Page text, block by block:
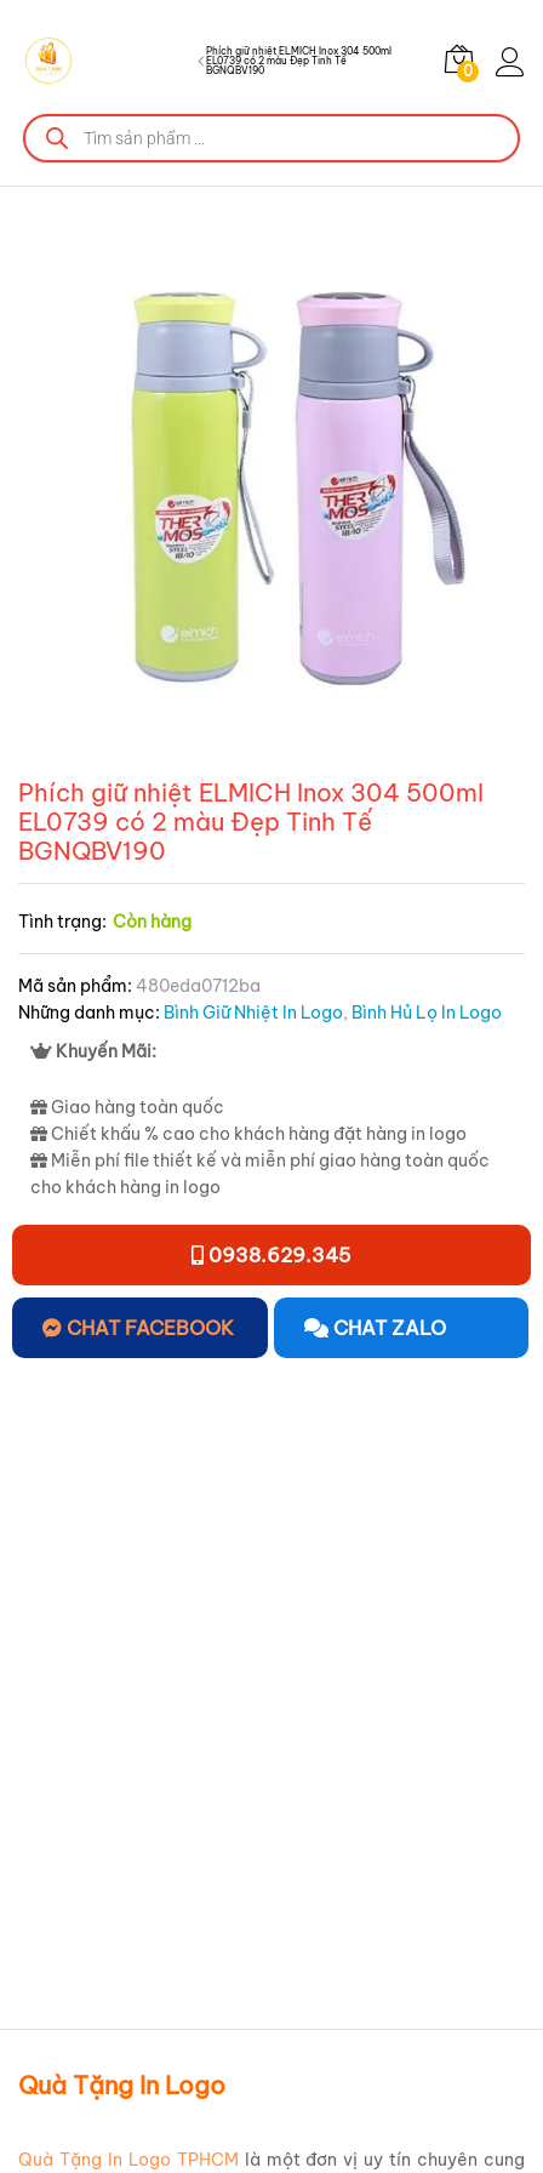
Phích giữ nhiệt ELMICH Inox 304 500ml
EL0739 có 2 màu Đẹp Tinh Tế
BGNQBV190
0
Phích giữ nhiệt ELMICH Inox 304 500ml
EL0739 có 2 màu Đẹp Tinh Tế
BGNQBV190
Tình trạng: Còn hàng
Mã sản phẩm: 480eda0712ba
Những danh mục: Bình Giữ Nhiệt In Logo, Bình Hủ Lọ In Logo
Khuyến Mãi:
Giao hàng toàn quốc
Chiết khấu % cao cho khách hàng đặt hàng in logo
Miễn phí file thiết kế và miễn phí giao hàng toàn quốc
cho khách hàng in logo
0938.629.345
CHAT FACEBOOK CHAT ZALO
Quà Tặng In Logo
Quà Tặng In Logo TPHCM là một đơn vị uy tín chuyên cung